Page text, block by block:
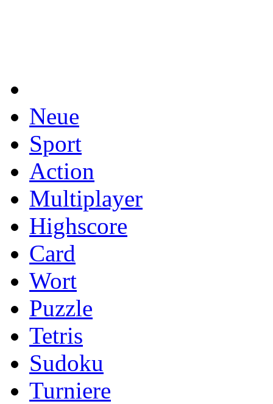
Neue
Sport
Action
Multiplayer
Highscore
Card
Wort
Puzzle
Tetris
Sudoku
Turniere